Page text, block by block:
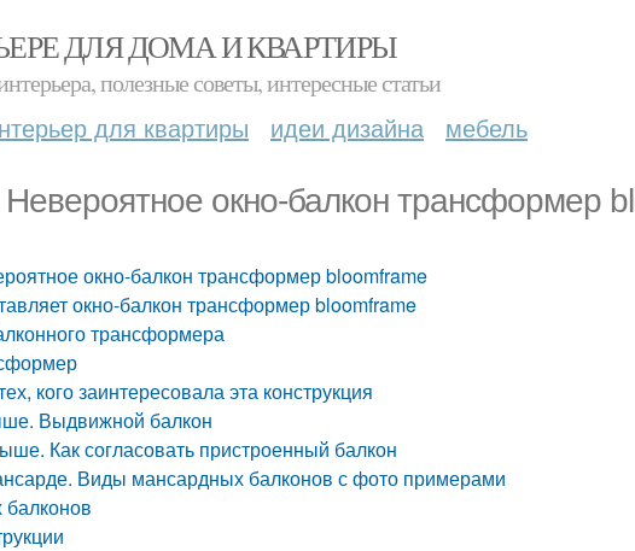
ДЛЯ ДОМА И КВАРТИРЫ
полезные советы, интересные статьи
для квартиры идеи дизайна мебель
Невероятное окно-балкон трансформер
окно-балкон трансформер bloomframe
окно-балкон трансформер bloomframe
трансформера
кого заинтересовала эта конструкция
Выдвижной балкон
Как согласовать пристроенный балкон
Виды мансардных балконов с фото примерами